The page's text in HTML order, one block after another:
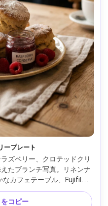
ープレート
ズベリー、クロテッドクリ
たブランチ写真。リネンナ
カフェテーブル、Fujifilm
クリーミーボケ、暖かで招
い --ar 4:5
コピー